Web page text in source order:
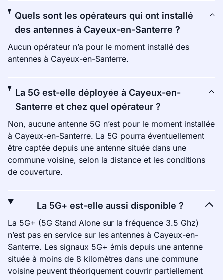
Quels sont les opérateurs qui ont installé
des antennes à Cayeux-en-Santerre ?
Aucun opérateur n’a pour le moment installé des
antennes à Cayeux-en-Santerre.
La 5G est-elle déployée à Cayeux-en-
Santerre et chez quel opérateur ?
Non, aucune antenne 5G n’est pour le moment installée
à Cayeux-en-Santerre. La 5G pourra éventuellement
être captée depuis une antenne située dans une
commune voisine, selon la distance et les conditions
de couverture.
La 5G+ est-elle aussi disponible ?
La 5G+ (5G Stand Alone sur la fréquence 3.5 Ghz)
n’est pas en service sur les antennes à Cayeux-en-
Santerre. Les signaux 5G+ émis depuis une antenne
située à moins de 8 kilomètres dans une commune
voisine peuvent théoriquement couvrir partiellement